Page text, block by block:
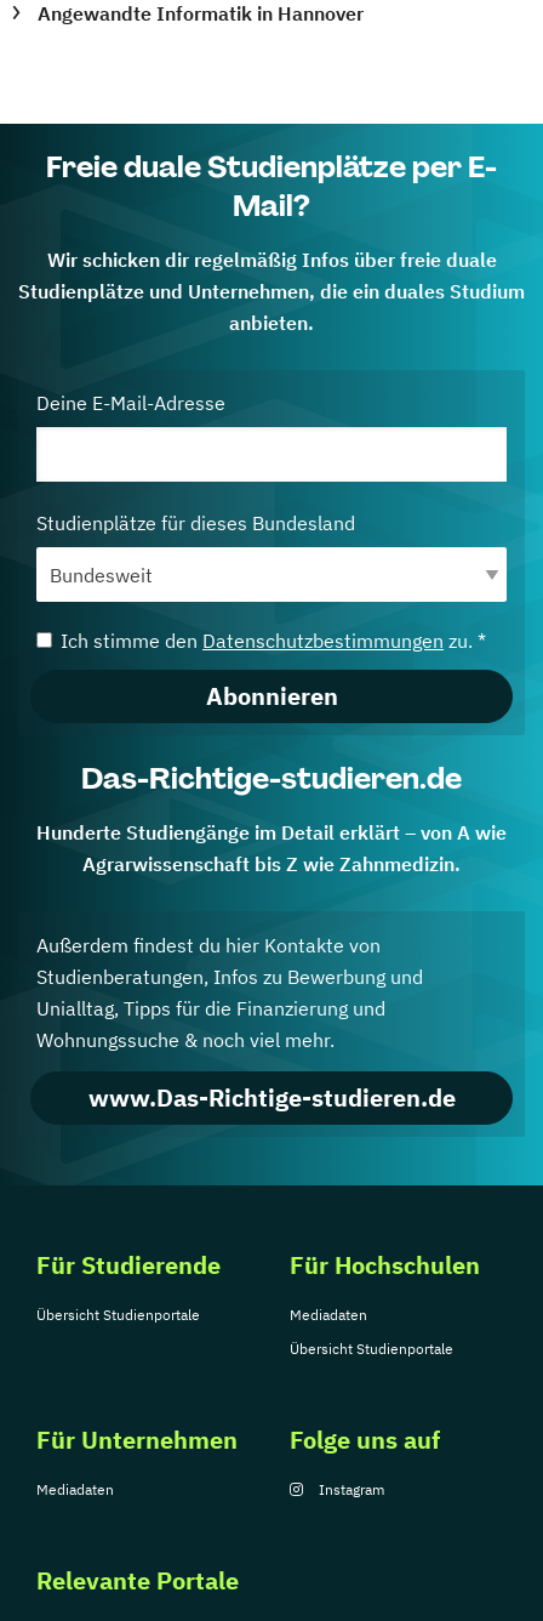
Angewandte Informatik in Hannover
Freie duale Studienplätze per E-
Mail?
Wir schicken dir regelmäßig Infos über freie duale
Studienplätze und Unternehmen, die ein duales Studium
anbieten.
Deine E-Mail-Adresse
Studienplätze für dieses Bundesland
Ich stimme den Datenschutzbestimmungen zu. *
Abonnieren
Das-Richtige-studieren.de
Hunderte Studiengänge im Detail erklärt – von A wie
Agrarwissenschaft bis Z wie Zahnmedizin.
Außerdem findest du hier Kontakte von
Studienberatungen, Infos zu Bewerbung und
Unialltag, Tipps für die Finanzierung und
Wohnungssuche & noch viel mehr.
www.Das-Richtige-studieren.de
Für Studierende
Übersicht Studienportale
Für Hochschulen
Mediadaten
Übersicht Studienportale
Für Unternehmen
Mediadaten
Relevante Portale
Folge uns auf
Instagram